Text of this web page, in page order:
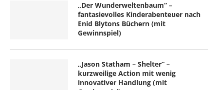
„Der Wunderweltenbaum“ –
fantasievolles Kinderabenteuer nach
Enid Blytons Büchern (mit
Gewinnspiel)
„Jason Statham – Shelter“ –
kurzweilige Action mit wenig
innovativer Handlung (mit